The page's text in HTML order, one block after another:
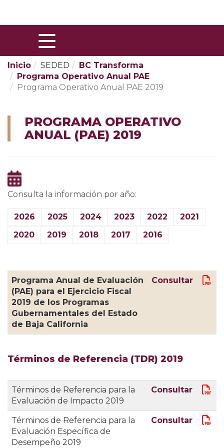
Content
Inicio SEDED
BC Transforma
Programa Operativo Anual PAE
Programa Operativo Anual PAE 2019
PROGRAMA OPERATIVO
ANUAL (PAE) 2019
Consulta la información por año:
2026 2025 2024 2023 2022
2021
2020
2019 2018 2017 2016
Programa Anual de Evaluación
(PAE) para el Ejercicio Fiscal
2019 de los Programas
Gubernamentales del Estado
de Baja California
Consultar
Términos de Referencia (TDR) 2019
Términos de Referencia para la
Evaluación de Impacto 2019
Consultar
Términos de Referencia para la
Evaluación Específica de
Desempeño 2019
Consultar